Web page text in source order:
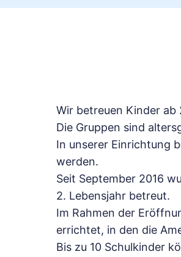
Wir betreuen Kinder ab
Die Gruppen sind
In unserer Einrichtung
werden.
Seit September 2016
2. Lebensjahr betreut.
Im Rahmen der
errichtet, in den die
Bis zu 10 Schulkinder